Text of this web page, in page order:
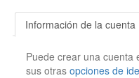
Información de la cuenta
Puede crear una cuenta
sus otrasopciones de